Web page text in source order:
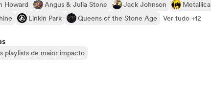
Howard Angus & Julia Stone Jack Johnson
Metallica
Linkin Park Queens of the Stone Age Ver tudo +12
playlists de maior impacto